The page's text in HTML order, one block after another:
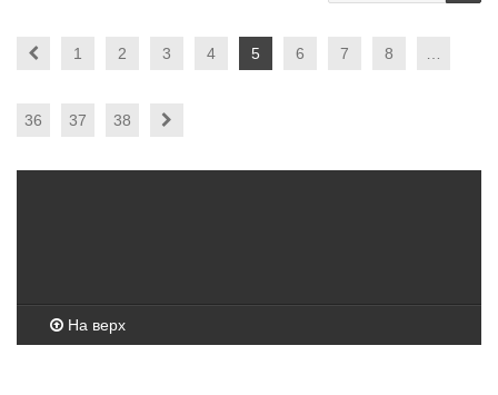
1 2 3 4 5 6 7 8
36 37 38
На верх